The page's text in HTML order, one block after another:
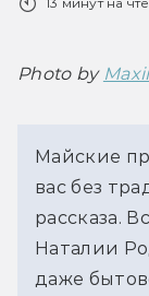
Photo by
Майские
вас без
рассказа.
Наталии
даже